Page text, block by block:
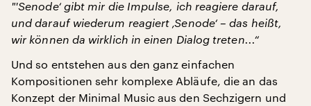
"'Senode‘ gibt mir die Impulse, ich reagiere darauf,
und darauf wiederum reagiert ‚Senode‘ – das heißt,
wir können da wirklich in einen Dialog treten...“
Und so entstehen aus den ganz einfachen
Kompositionen sehr komplexe Abläufe, die an das
Konzept der Minimal Music aus den Sechzigern und